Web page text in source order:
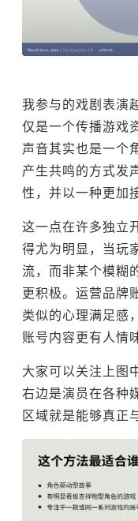
我参与的戏剧表演
仅是一个传播游戏
声音其实也是一个
产生共鸣的方式发
性，并以一种更加
这一点在许多独立
得尤为明显，当玩
流，而非某个模糊
更积极。运营品牌
类似的心理满足感
账号内容更有人情
大家可以关注上图
右边是演员在各种
区域就是能够真正